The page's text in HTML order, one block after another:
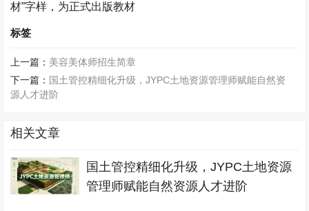
材”字样，为正式出版教材
标签
上一篇： 美容美体师招生简章
下一篇： 国土管控精细化升级，JYPC土地资源管理师赋能自然资
源人才进阶
相关文章
国土管控精细化升级，JYPC土地资源
管理师赋能自然资源人才进阶